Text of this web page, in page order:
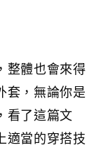
整體也會來得
套，無論你是
看了這篇文
適當的穿搭技